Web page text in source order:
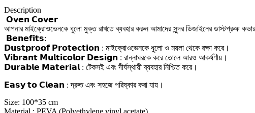
Description
𝗢𝘃𝗲𝗻 𝗖𝗼𝘃𝗲𝗿
আপনার মাইক্রোওভেনকে ধুলো মুক্ত রাখতে ব্যবহার করুন আমাদের সুন্দর ডিজাইনের ডাস্টপ্রুফ
𝗕𝗲𝗻𝗲𝗳𝗶𝘁𝘀:
𝗗𝘂𝘀𝘁𝗽𝗿𝗼𝗼𝗳 𝗣𝗿𝗼𝘁𝗲𝗰𝘁𝗶𝗼𝗻 : মাইক্রোওভেনকে ধুলো ও ময়লা থেকে রক্ষা করে।
𝗩𝗶𝗯𝗿𝗮𝗻𝘁 𝗠𝘂𝗹𝘁𝗶𝗰𝗼𝗹𝗼𝗿 𝗗𝗲𝘀𝗶𝗴𝗻 : রান্নাঘরকে করে তোলে আরও আকর্ষণীয়।
𝗗𝘂𝗿𝗮𝗯𝗹𝗲 𝗠𝗮𝘁𝗲𝗿𝗶𝗮𝗹 : টেকসই এবং দীর্ঘস্থায়ী ব্যবহার নিশ্চিত করে।
𝗘𝗮𝘀𝘆 𝘁𝗼 𝗖𝗹𝗲𝗮𝗻 : দ্রুত এবং সহজে পরিষ্কার করা যায়।
Size: 100*35 cm
Material : PEVA (Polyethylene vinyl acetate)